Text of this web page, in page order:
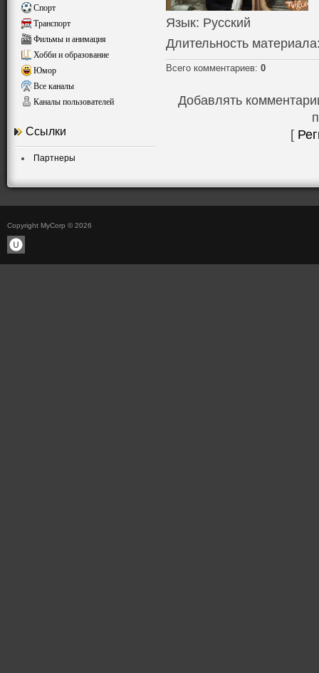
Спорт
Транспорт
Фильмы и анимация
Хобби и образование
Юмор
Все каналы
Каналы пользователей
Ссылки
Партнеры
Язык: Русский
Длительность материала
Всего комментариев: 0
Добавлять
[
Copyright MyCorp © 2026